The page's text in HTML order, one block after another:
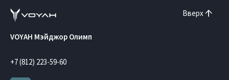
Вверх
VOYAH Мэйджор Олимп
+7 (812) 223-59-60